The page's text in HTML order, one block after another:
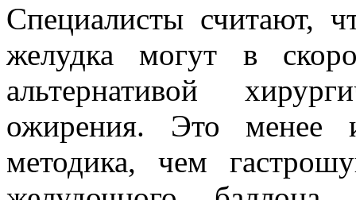
Специалисты считают,
желудка могут в
альтернативой
ожирения. Это менее
методика, чем